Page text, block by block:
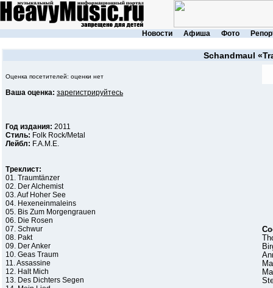
Новости Афиша Фото
Schandmaul
Оценка посетителей: оценки нет
Ваша оценка: зарегистрируйтесь
Год издания: 2011
Стиль: Folk Rock/Metal
Лейбл: F.A.M.E.
Треклист:
01. Traumtänzer
02. Der Alchemist
03. Auf Hoher See
04. Hexeneinmaleins
05. Bis Zum Morgengrauen
06. Die Rosen
07. Schwur
08. Pakt
09. Der Anker
10. Geas Traum
11. Assassine
12. Halt Mich
13. Des Dichters Segen